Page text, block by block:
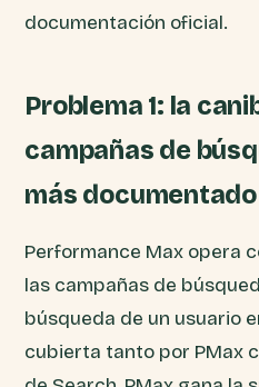
documentación oficial.
Problema 1: la
campañas de
más documentado
Performance Max opera
las campañas de
búsqueda de un usuario
cubierta tanto por PMax